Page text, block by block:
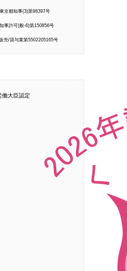
京都知事(3)第98397号
事許可(般-6)第150856号
売/貸与業第5502205165号
働大臣認定